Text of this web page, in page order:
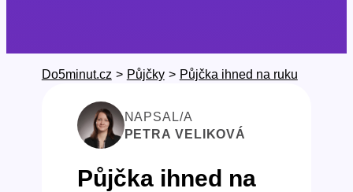
Do5minut.cz > Půjčky > Půjčka ihned na ruku
NAPSAL/A
PETRA VELIKOVÁ
Půjčka ihned na